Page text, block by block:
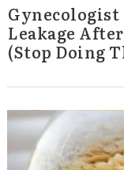
Gynecologist
Leakage
(Stop Doing